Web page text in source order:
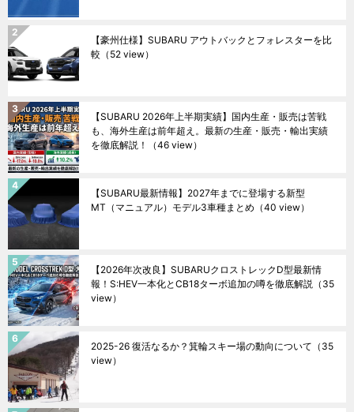
【豪州仕様】SUBARU アウトバックとフォレスターを比
較 （52 view）
【SUBARU 2026年上半期実績】国内生産・販売は苦戦
も、海外生産は前年超え。最新の生産・販売・輸出実績
を徹底解説！
（46 view）
【SUBARU最新情報】2027年までに登場する新型
MT（マニュアル）モデル3車種まとめ （40 view）
【2026年次改良】SUBARUクロストレックD型最新情
報！S:HEV一本化とCB18ターボ追加の噂を徹底解説 （35
view）
2025-26 復活なるか？箕輪スキー場の動向について （35
view）